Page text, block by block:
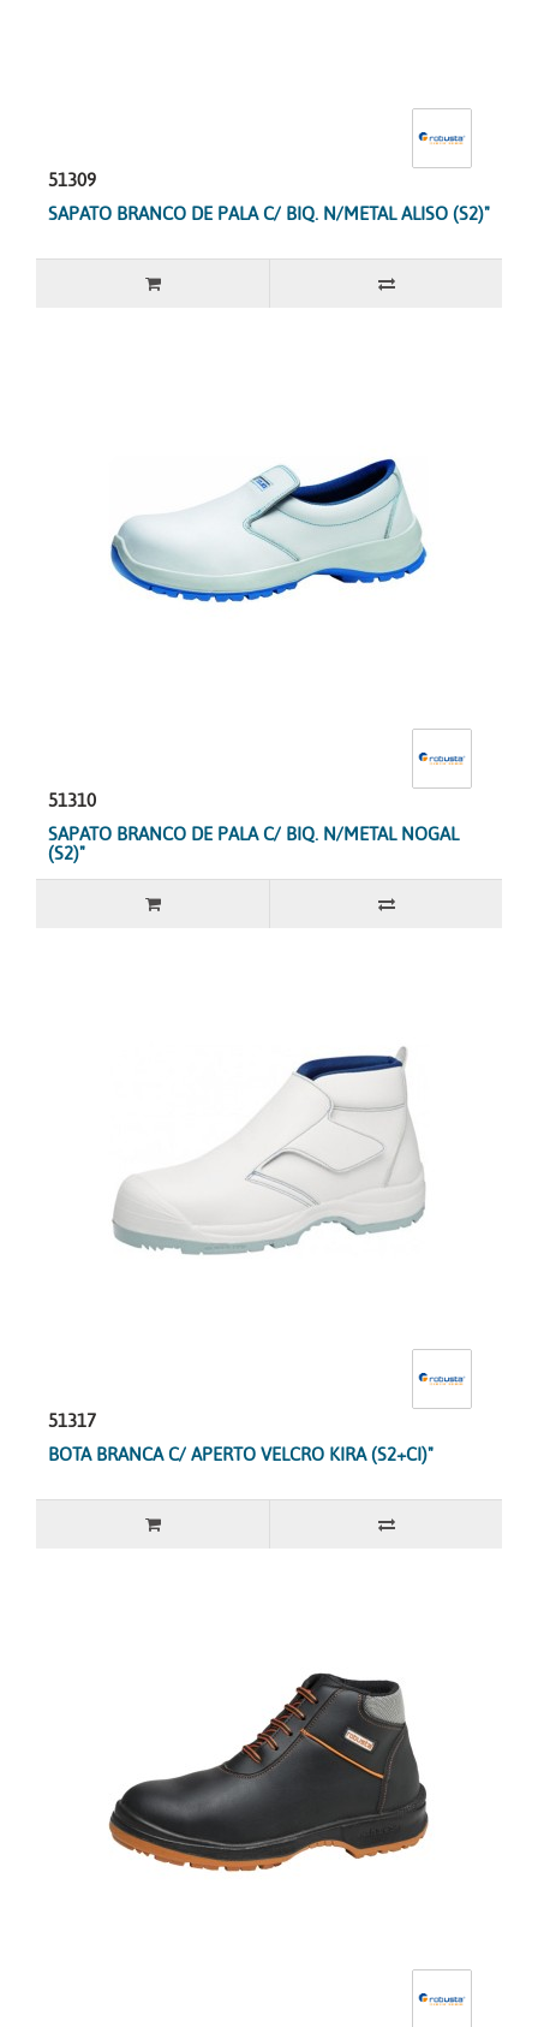
51309
SAPATO BRANCO DE PALA C/ BIQ. N/METAL ALISO (S2)"
51310
SAPATO BRANCO DE PALA C/ BIQ. N/METAL NOGAL
(S2)"
51317
BOTA BRANCA C/ APERTO VELCRO KIRA (S2+CI)"